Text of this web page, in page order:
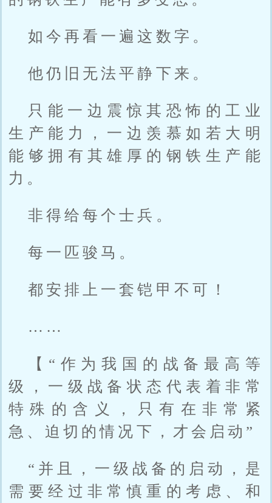
如今再看一遍这数字。
他仍旧无法平静下来。
只能一边震惊其恐怖的工业
生产能力，一边羡慕如若大明
能够拥有其雄厚的钢铁生产能
力。
非得给每个士兵。
每一匹骏马。
都安排上一套铠甲不可！
……
【“作为我国的战备最高等
级，一级战备状态代表着非常
特殊的含义，只有在非常紧
急、迫切的情况下，才会启动”
“并且，一级战备的启动，是
需要经过非常慎重的考虑、和